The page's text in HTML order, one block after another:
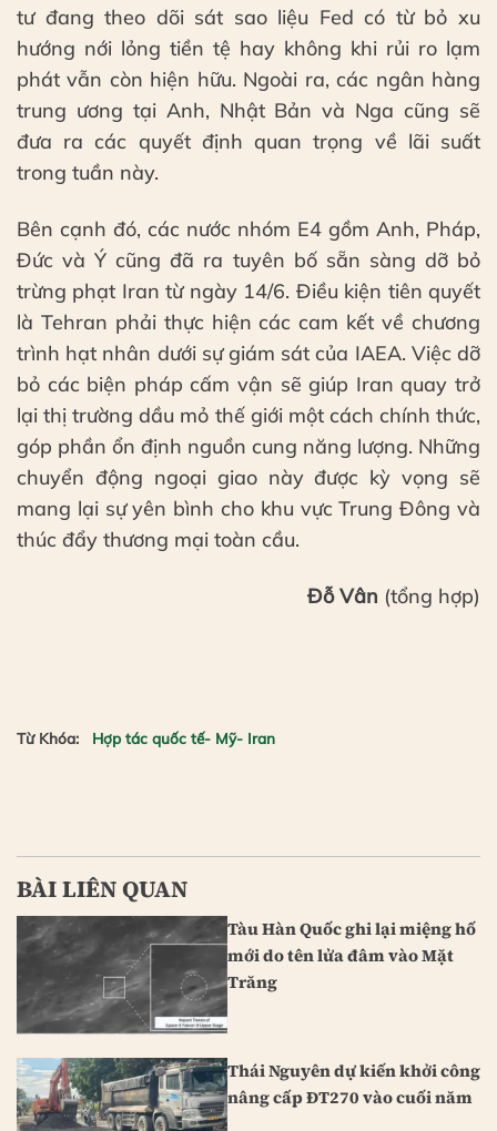
tư đang theo dõi sát sao liệu Fed có từ bỏ xu
hướng nới lỏng tiền tệ hay không khi rủi ro lạm
phát vẫn còn hiện hữu. Ngoài ra, các ngân hàng
trung ương tại Anh, Nhật Bản và Nga cũng sẽ
đưa ra các quyết định quan trọng về lãi suất
trong tuần này.
Bên cạnh đó, các nước nhóm E4 gồm Anh, Pháp,
Đức và Ý cũng đã ra tuyên bố sẵn sàng dỡ bỏ
trừng phạt Iran từ ngày 14/6. Điều kiện tiên quyết
là Tehran phải thực hiện các cam kết về chương
trình hạt nhân dưới sự giám sát của IAEA. Việc dỡ
bỏ các biện pháp cấm vận sẽ giúp Iran quay trở
lại thị trường dầu mỏ thế giới một cách chính thức,
góp phần ổn định nguồn cung năng lượng. Những
chuyển động ngoại giao này được kỳ vọng sẽ
mang lại sự yên bình cho khu vực Trung Đông và
thúc đẩy thương mại toàn cầu.
Đỗ Vân (tổng hợp)
Từ Khóa: Hợp tác quốc tế- Mỹ- Iran
BÀI LIÊN QUAN
Tàu Hàn Quốc ghi lại miệng hố
mới do tên lửa đâm vào Mặt
Trăng
Thái Nguyên dự kiến khởi công
nâng cấp ĐT270 vào cuối năm